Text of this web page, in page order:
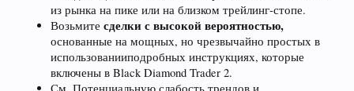
из рынка на пике или на близком трейлинг-стопе.
Возьмите сделки с высокой вероятностью,
основанные на мощных, но чрезвычайно простых в
использованииподробных инструкциях, которые
включены в Black Diamond Trader 2.